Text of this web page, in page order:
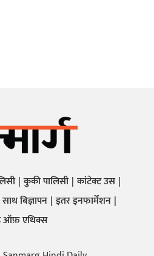
कुकी पालिसी कांटेक्ट उस
बिज्ञापन इतर इनफार्मेशन
ऑफ़ एथिक्स